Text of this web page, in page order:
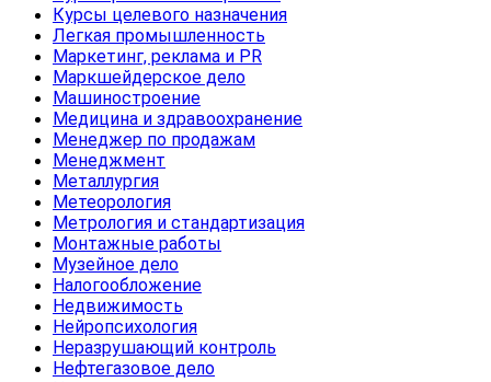
Курсы целевого назначения
Легкая промышленность
Маркетинг, реклама и PR
Маркшейдерское дело
Машиностроение
Медицина и здравоохранение
Менеджер по продажам
Менеджмент
Металлургия
Метеорология
Метрология и стандартизация
Монтажные работы
Музейное дело
Налогообложение
Недвижимость
Нейропсихология
Неразрушающий контроль
Нефтегазовое дело